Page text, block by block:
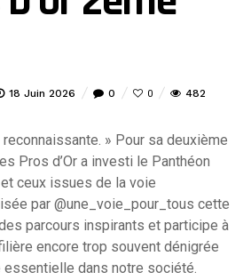
18 Juin 2026 0 0 482
» Pour sa deuxième
Pros d’Or a investi le Panthéon
ceux issues de la voie
par @une_voie_pour_tous cette
parcours inspirants et participe à
encore trop souvent dénigrée
essentielle dans notre société.